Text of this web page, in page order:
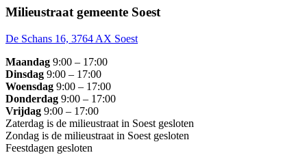
Milieustraat gemeente Soest
De Schans 16, 3764 AX Soest
Maandag 9:00 – 17:00
Dinsdag 9:00 – 17:00
Woensdag 9:00 – 17:00
Donderdag 9:00 – 17:00
Vrijdag 9:00 – 17:00
Zaterdag is de milieustraat in Soest gesloten
Zondag is de milieustraat in Soest gesloten
Feestdagen gesloten